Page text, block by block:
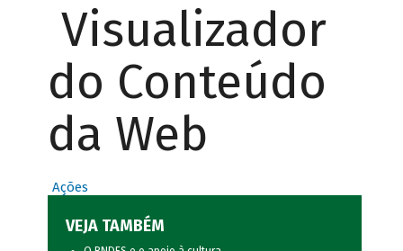
Visualizador
do Conteúdo
da Web
Ações
VEJA TAMBÉM